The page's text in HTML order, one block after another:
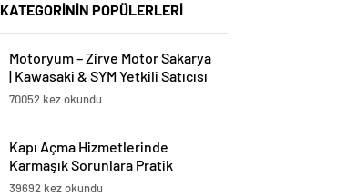
KATEGORİNİN POPÜLERLERİ
Motoryum – Zirve Motor Sakarya
| Kawasaki & SYM Yetkili Satıcısı
ve Servisi
70052 kez okundu
Kapı Açma Hizmetlerinde
Karmaşık Sorunlara Pratik
Çözümler
39692 kez okundu